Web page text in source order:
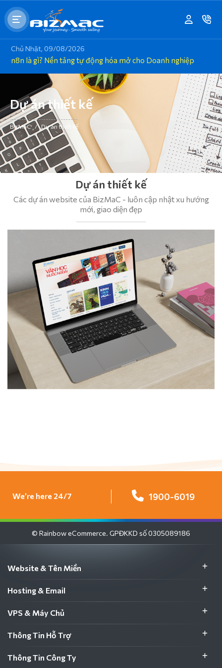
Chủ Nhật, 09/08/2026
n8n là gì? Nền tảng tự động hóa mở cho Doanh nghiệp
Dự án thiết kế
BizMaC / Dự án thiết kế
Dự án thiết kế
Các dự án website của BizMaC - luôn cập nhật xu hướng
mới, giao diện đẹp
We’re here 24/7 1900-6019
© Rainbow eCommerce. GPĐKKD số 0305089186
Website & Tên Miền
Hosting & Email
VPS & Máy Chủ
Thông Tin Hỗ Trợ
Thông Tin Công Ty